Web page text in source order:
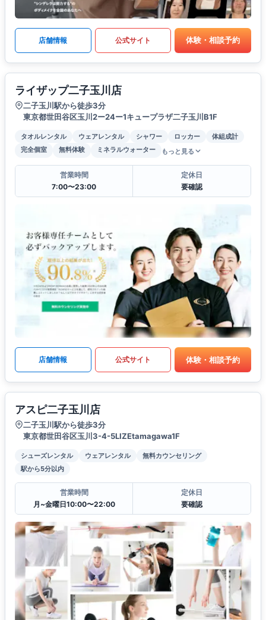
店舗情報 公式サイト 体験・相談予約
ライザップ二子玉川店
二子玉川駅から徒歩3分
東京都世田谷区玉川2ー24ー1キュープラザ二子玉川B1F
タオルレンタル ウェアレンタル シャワー ロッカー
体組成計
完全個室
無料体験 ミネラルウォーター もっと見る
営業時間
7:00〜23:00
定休日
要確認
店舗情報 公式サイト 体験・相談予約
アスピ二子玉川店
二子玉川駅から徒歩3分
東京都世田谷区玉川3-4-5LIZEtamagawa1F
シューズレンタル ウェアレンタル
無料カウンセリング
駅から5分以内
営業時間
月~金曜日10:00〜22:00
定休日
要確認